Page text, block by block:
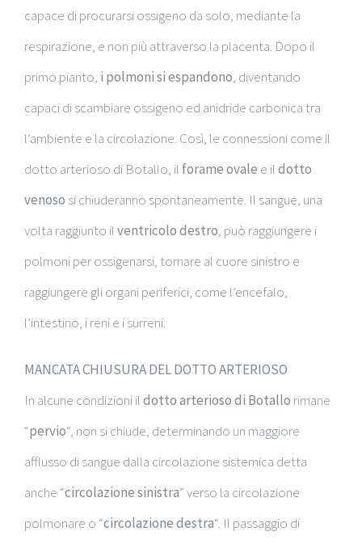
capace di procurarsi ossigeno da solo, mediante la
respirazione, e non più attraverso la placenta. Dopo il
primo pianto, i polmoni si espandono, diventando
capaci di scambiare ossigeno ed anidride carbonica tra
l’ambiente e la circolazione. Così, le connessioni come il
dotto arterioso di Botallo, il forame ovale e ildotto
venoso si chiuderanno spontaneamente. Il sangue, una
volta raggiunto ilventricolo destro, può raggiungere i
polmoni per ossigenarsi, tornare al cuore sinistro e
raggiungere gli organi periferici, come l’encefalo,
l’intestino, i reni e i surreni.
MANCATA CHIUSURA DEL DOTTO ARTERIOSO
In alcune condizioni ildotto arterioso di Botallo rimane
“pervio“, non si chiude, determinando un maggiore
afflusso di sangue dalla circolazione sistemica detta
anche “circolazione sinistra” verso la circolazione
polmonare o “circolazione destra“. Il passaggio di